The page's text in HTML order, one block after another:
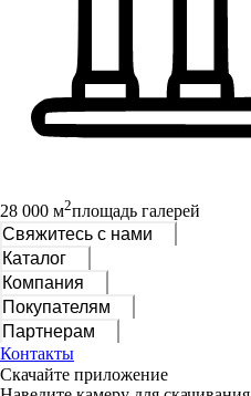
28 000 м2площадь галерей
Свяжитесь с нами
Каталог
Компания
Покупателям
Партнерам
Контакты
Скачайте приложение